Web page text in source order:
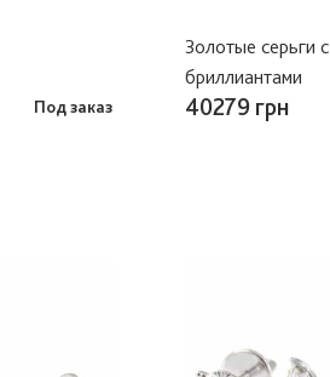
Под заказ
Золотые серьги с
бриллиантами
40279 грн